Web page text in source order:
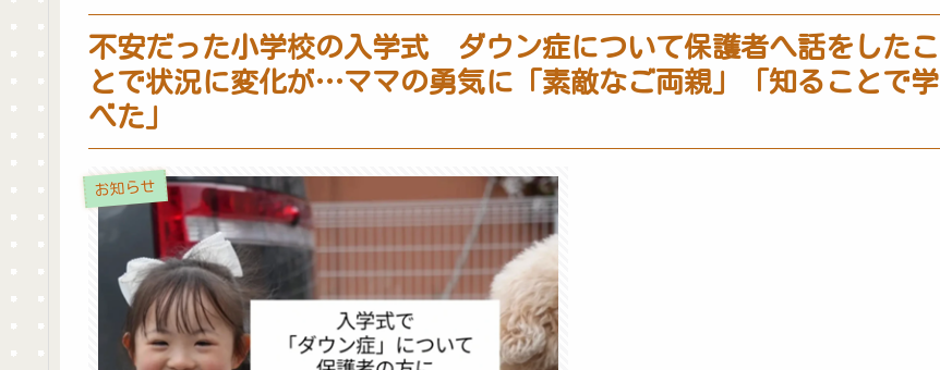
不安だった小学校の入学式 ダウン症について保護者へ話をしたこ
とで状況に変化が…ママの勇気に「素敵なご両親」「知ることで学
べた」
お知らせ